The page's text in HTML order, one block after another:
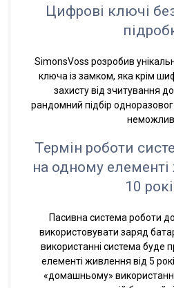
Цифрові ключі
SimonsVoss розробив
ключа із замком, яка крім
захисту від зчитування
рандомний підбір
Термін роботи
на одному
10
Пасивна система роботи
використовувати заряд
використанні система буде
елементі живлення від 5
«домашньому»